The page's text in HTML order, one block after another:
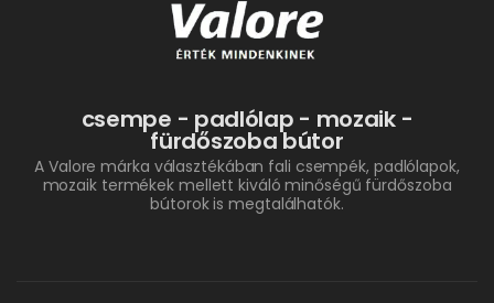
csempe - padlólap - mozaik -
fürdőszoba bútor
A Valore márka választékában fali csempék, padlólapok,
mozaik termékek mellett kiváló minőségű fürdőszoba
bútorok is megtalálhatók.